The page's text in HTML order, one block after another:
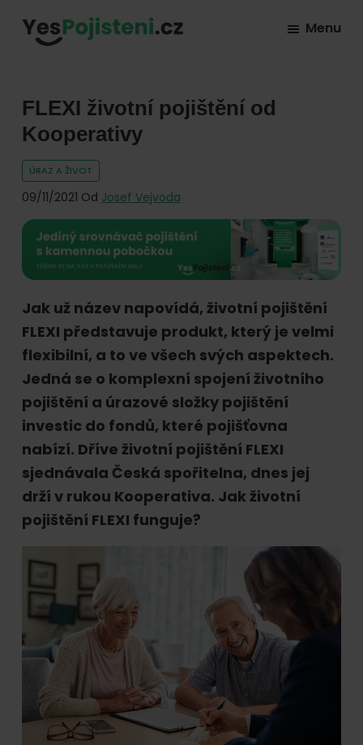
všech
druhů
pojištění
od
hlavních
pojišťoven
na
trhu.
nejlevnější
pojištění
online.
Menu
FLEXI životní pojištění od
Kooperativy
ÚRAZ A ŽIVOT
09/11/2021 Od Josef Vejvoda
Jak už název napovídá, životní pojištění
FLEXI představuje produkt, který je velmi
flexibilní, a to ve všech svých aspektech.
Jedná se o komplexní spojení životního
pojištění a úrazové složky pojištění
investic do fondů, které pojišťovna
nabízí. Dříve životní pojištění FLEXI
sjednávala Česká spořitelna, dnes jej
drží v rukou Kooperativa. Jak životní
pojištění FLEXI funguje?